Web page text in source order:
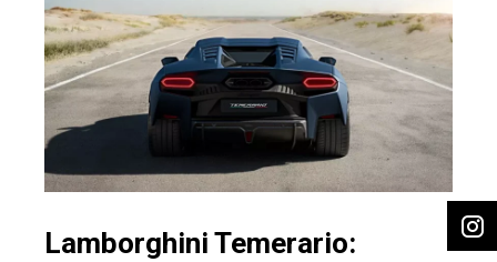
Lamborghini Temerario: